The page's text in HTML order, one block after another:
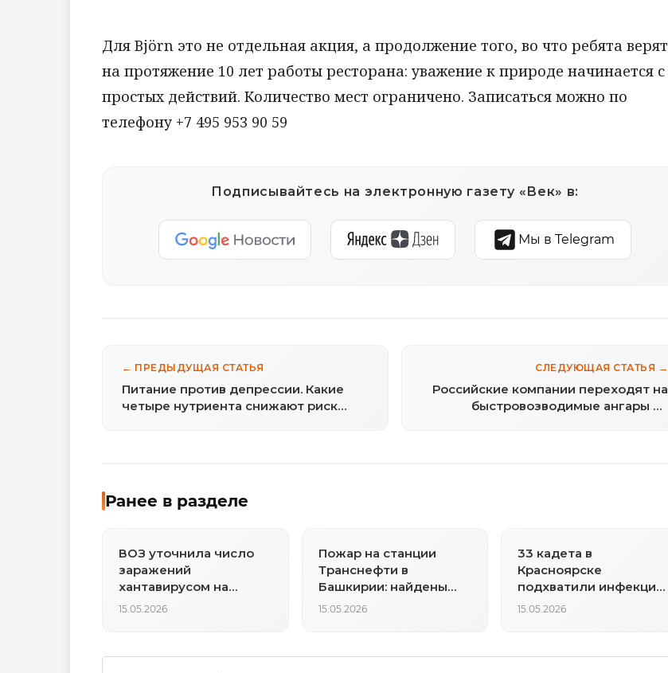
Для Björn это не отдельная акция, а продолжение того, во что ребята верят
на протяжение 10 лет работы ресторана: уважение к природе начинается с
простых действий. Количество мест ограничено. Записаться можно по
телефону +7 495 953 90 59
Подписывайтесь на электронную газету «Век» в:
Мы в Telegram
← ПРЕДЫДУЩАЯ СТАТЬЯ
Питание против депрессии. Какие
четыре нутриента снижают риск
СЛЕДУЮЩАЯ СТАТЬЯ →
Российские компании переходят на
быстровозводимые ангары из
Ранее в разделе
ВОЗ уточнила число
заражений
хантавирусом на
круизном лайнере
15.05.2026
Пожар на станции
Транснефти в
Башкирии: найдены
тела троих рабочих
15.05.2026
33 кадета в
Красноярске
подхватили инфекцию,
корпус ушел на
15.05.2026